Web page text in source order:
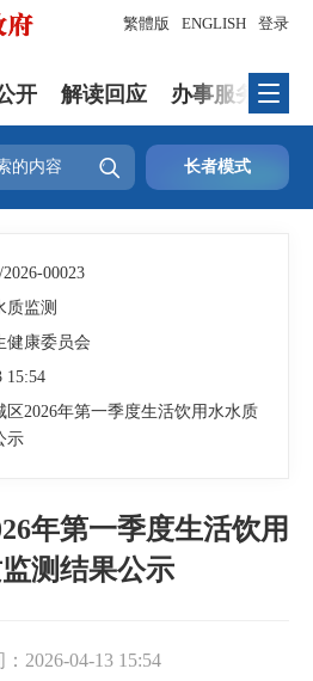
登录
繁體版 ENGLISH
开 解读回应 办事服务
 长者模式
00023
质监测
健康委员会
15:54
区2026年第一季度生活饮用水水质
示
年第一季度生活饮用
测结果公示
2026-04-13 15:54